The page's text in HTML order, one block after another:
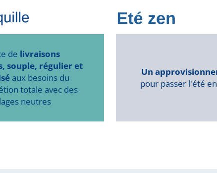
de livraisons
souple, régulier et
aux besoins du
totale avec des
neutres
Un
pour passer l'été